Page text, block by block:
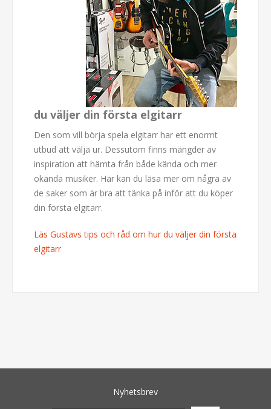
du väljer din första elgitarr
Den som vill börja spela elgitarr har ett enormt
utbud att välja ur. Dessutom finns mängder av
inspiration att hämta från både kända och mer
okända musiker. Här kan du läsa mer om några av
de saker som är bra att tänka på inför att du köper
din första elgitarr.
Läs Gustavs tips och råd om hur du väljer din första
elgitarr
Nyhetsbrev